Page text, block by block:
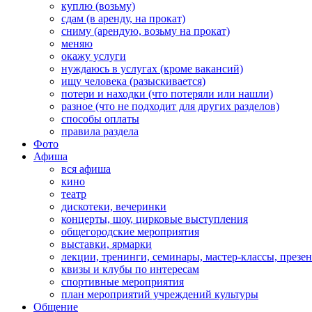
куплю (возьму)
сдам (в аренду, на прокат)
сниму (арендую, возьму на прокат)
меняю
окажу услуги
нуждаюсь в услугах (кроме вакансий)
ищу человека (разыскивается)
потери и находки (что потеряли или нашли)
разное (что не подходит для других разделов)
способы оплаты
правила раздела
Фото
Афиша
вся афиша
кино
театр
дискотеки, вечеринки
концерты, шоу, цирковые выступления
общегородские мероприятия
выставки, ярмарки
лекции, тренинги, семинары, мастер-классы,
квизы и клубы по интересам
спортивные мероприятия
план мероприятий учреждений культуры
Общение